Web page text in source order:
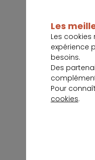
Les
Les
expérience
besoins.
Des
Pour
cookies.